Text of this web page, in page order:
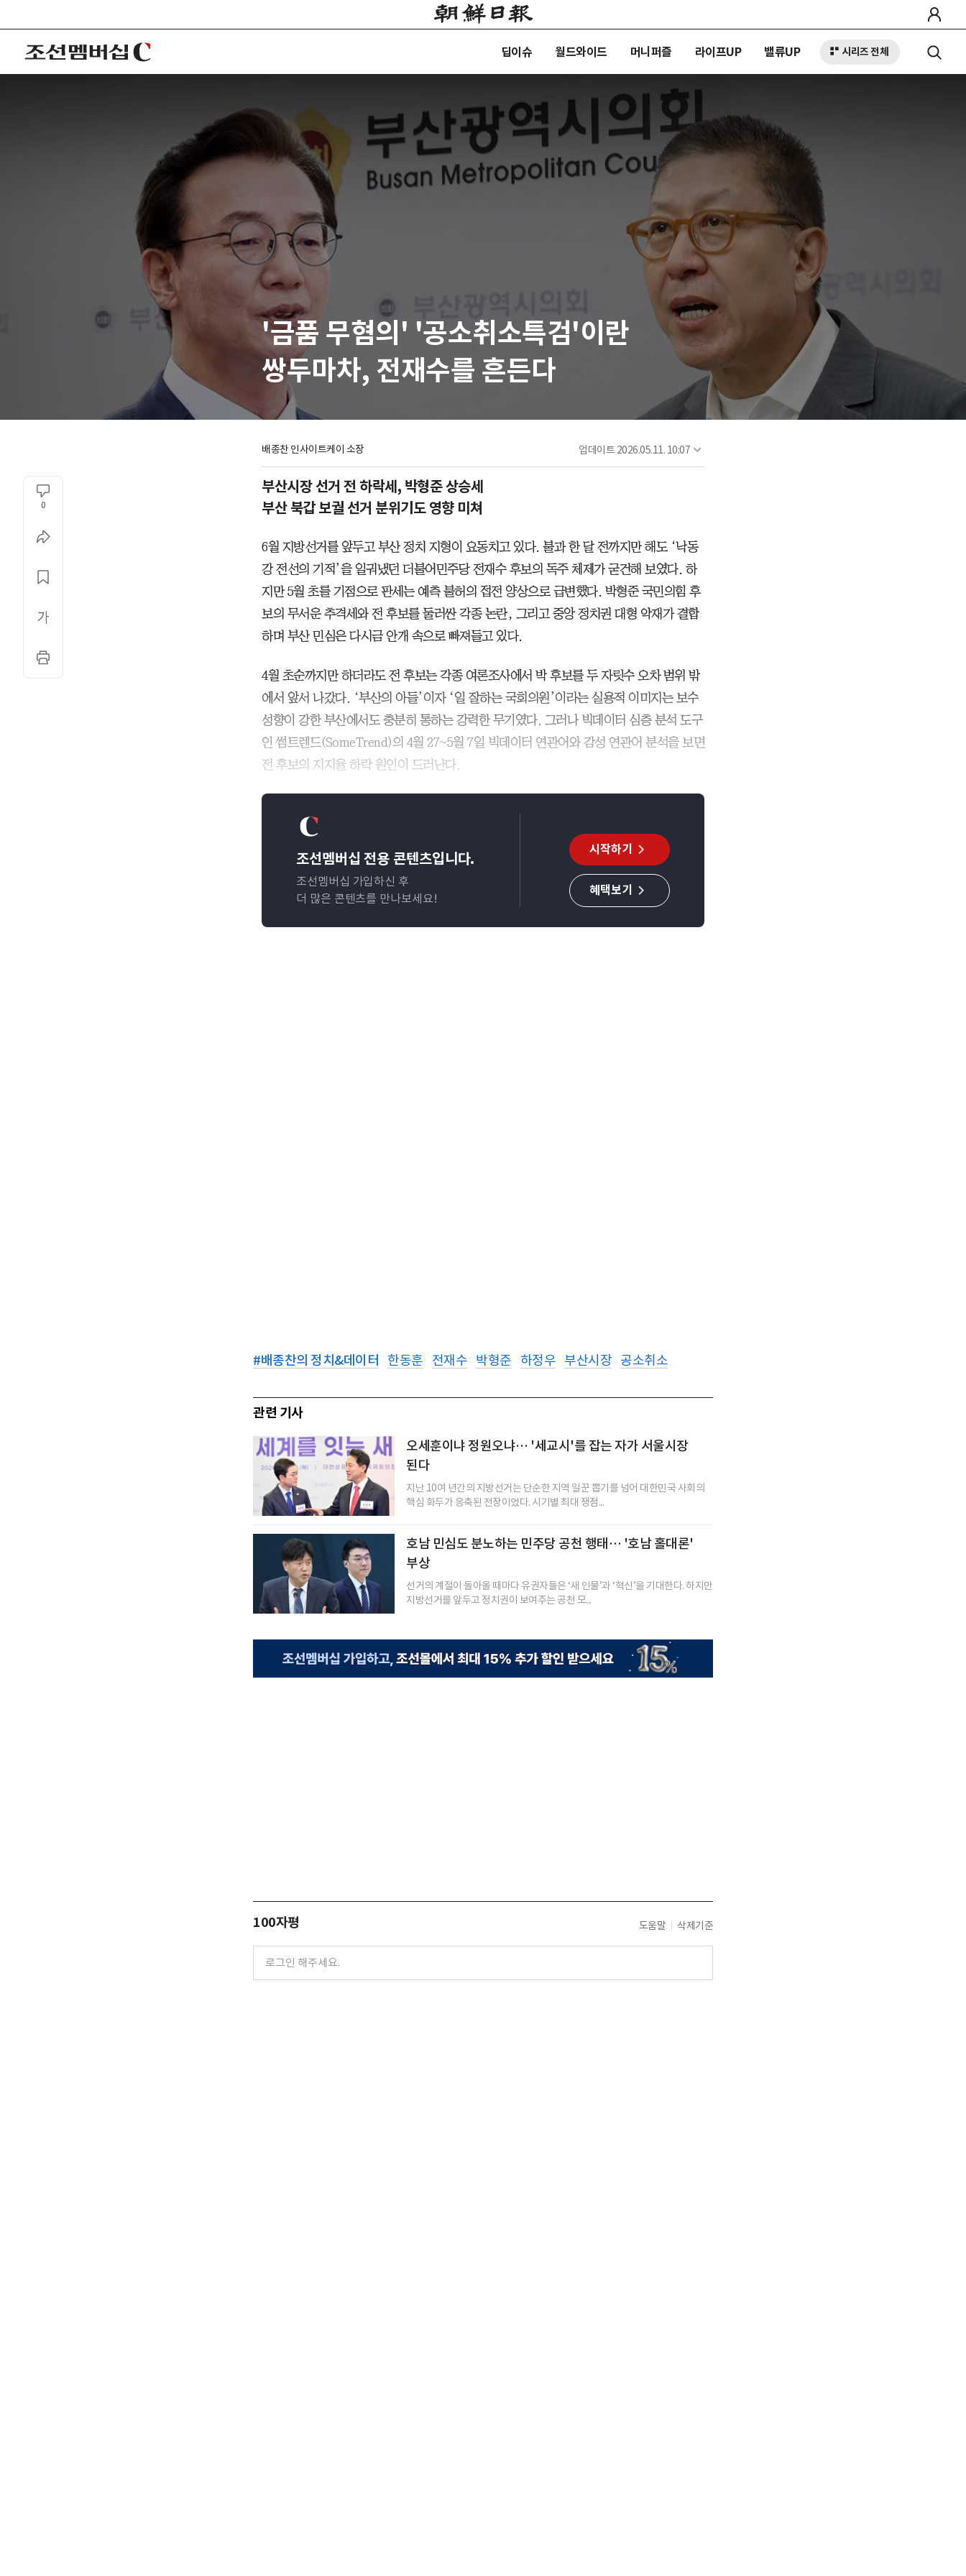
딥이슈 월드와이드 머니퍼즐 라이프UP 밸류UP 시리즈 전체
'금품 무혐의' '공소취소특검'이란
쌍두마차, 전재수를 흔든다
배종찬 인사이트케이 소장 업데이트 2026.05.11. 10:07
0
부산시장 선거 전 하락세, 박형준 상승세
부산 북갑 보궐 선거 분위기도 영향 미쳐
6월 지방선거를 앞두고 부산 정치 지형이 요동치고 있다. 불과 한 달 전까지만 해도 ‘낙동
강 전선의 기적’을 일궈냈던 더불어민주당 전재수 후보의 독주 체제가 굳건해 보였다. 하
지만 5월 초를 기점으로 판세는 예측 불허의 접전 양상으로 급변했다. 박형준 국민의힘 후
보의 무서운 추격세와 전 후보를 둘러싼 각종 논란, 그리고 중앙 정치권 대형 악재가 결합
하며 부산 민심은 다시금 안개 속으로 빠져들고 있다.
4월 초순까지만 하더라도 전 후보는 각종 여론조사에서 박 후보를 두 자릿수 오차 범위 밖
에서 앞서 나갔다. ‘부산의 아들’이자 ‘일 잘하는 국회의원’이라는 실용적 이미지는 보수
성향이 강한 부산에서도 충분히 통하는 강력한 무기였다. 그러나 빅데이터 심층 분석 도구
인 썸트렌드(SomeTrend)의 4월 27~5월 7일 빅데이터 연관어와 감성 연관어 분석을 보면
전 후보의 지지율 하락 원인이 드러난다.
조선멤버십 전용 콘텐츠입니다.
조선멤버십 가입하신 후
더 많은 콘텐츠를 만나보세요!
시작하기
혜택보기
#배종찬의 정치&데이터 한동훈 전재수 박형준 하정우 부산시장 공소취소
관련 기사
오세훈이냐 정원오냐… '세교시'를 잡는 자가 서울시장
된다
지난 10여 년간의 지방선거는 단순한 지역 일꾼 뽑기를 넘어 대한민국 사회의
핵심 화두가 응축된 전장이었다. 시기별 최대 쟁점...
호남 민심도 분노하는 민주당 공천 행태… '호남 홀대론'
부상
선거의 계절이 돌아올 때마다 유권자들은 ‘새 인물’과 ‘혁신’을 기대한다. 하지만
지방선거를 앞두고 정치권이 보여주는 공천 모...
100자평 도움말 삭제기준